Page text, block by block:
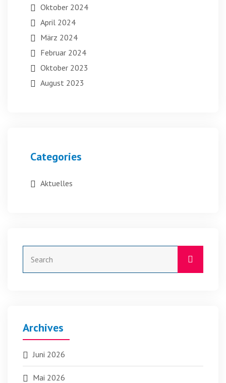
Oktober 2024
April 2024
März 2024
Februar 2024
Oktober 2023
August 2023
Categories
Aktuelles
Archives
Juni 2026
Mai 2026